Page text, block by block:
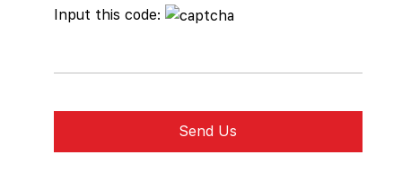
Input this code: